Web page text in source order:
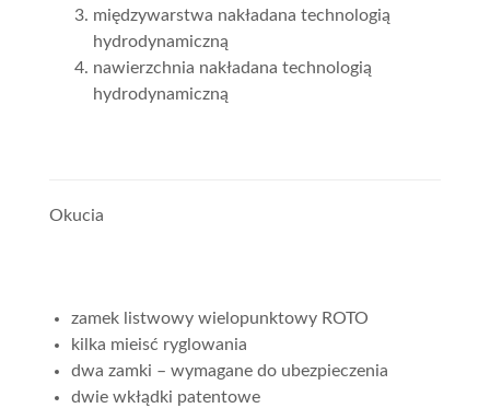
międzywarstwa nakładana technologią
hydrodynamiczną
nawierzchnia nakładana technologią
hydrodynamiczną
Okucia
zamek listwowy wielopunktowy ROTO
kilka mieisć ryglowania
dwa zamki – wymagane do ubezpieczenia
dwie wkłądki patentowe